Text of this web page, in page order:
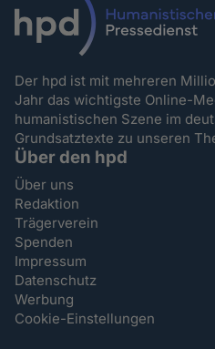
Der hpd ist mit mehreren
Jahr das wichtigste Online-
humanistischen Szene im
Grundsatztexte zu unseren
Über den hpd
Über uns
Redaktion
Trägerverein
Spenden
Impressum
Datenschutz
Werbung
Cookie-Einstellungen